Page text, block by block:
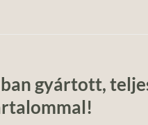
gyártott,